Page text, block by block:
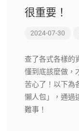
很重要！
2024-07-30
查了各式各樣的
懂到底該麼做，
苦心了！以下為
懶人包」，通過
難事！